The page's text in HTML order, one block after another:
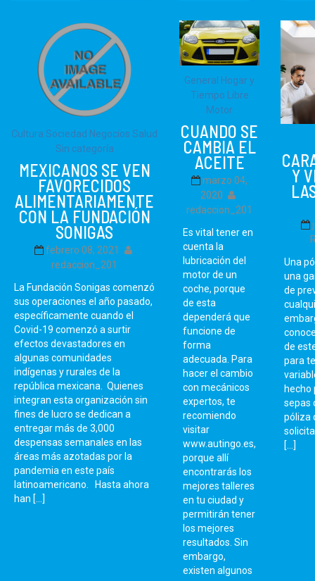
Cultura Sociedad Negocios Salud
Sin categoría
MEXICANOS SE VEN
FAVORECIDOS
ALIMENTARIAMENTE
CON LA FUNDACIÓN
SONIGAS
febrero 08, 2021
redaccion_201
La Fundación Sonigas comenzó
sus operaciones el año pasado,
específicamente cuando el
Covid-19 comenzó a surtir
efectos devastadores en
algunas comunidades
indígenas y rurales de la
república mexicana. Quienes
integran esta organización sin
fines de lucro se dedican a
entregar más de 3,000
despensas semanales en las
áreas más azotadas por la
pandemia en este país
latinoamericano. Hasta ahora
han […]
General Hogar y
Tiempo Libre
Motor
CUANDO SE
CAMBIA EL
ACEITE
marzo 04,
2020
redaccion_201
Es vital tener en
cuenta la
lubricación del
motor de un
coche, porque
de esta
dependerá que
funcione de
forma
adecuada. Para
hacer el cambio
con mecánicos
expertos, te
recomiendo
visitar
www.autingo.es,
porque allí
encontrarás los
mejores talleres
en tu ciudad y
permitirán tener
los mejores
resultados. Sin
embargo,
existen algunos
Y
Una
una
de
de
para
hecho
sepas
póliza
[…]